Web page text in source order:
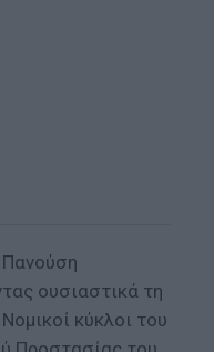
Πανούση
ουσιαστικά τη
κύκλοι του